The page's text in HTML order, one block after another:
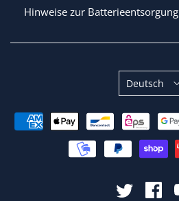
Hinweise zur Batterieentsorgung
Sprache
Deutsch